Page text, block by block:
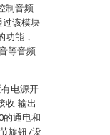
制音频
过该模块
功能，
等音频
电源开
收-输出
的通电和
旋钮7设